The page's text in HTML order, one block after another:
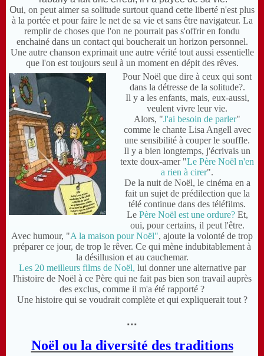
Oui, on peut aimer sa solitude surtout quand cette liberté n'est plus
à la portée et pour faire le net de sa vie et sans être navigateur. La
remplir de choses que l'on ne pourrait pas s'offrir en fondu
enchainé dans un contact qui boucherait un horizon personnel.
Une autre chanson exprimait une autre vérité tout aussi essentielle
que l'on est toujours seul à un moment en dépit des rêves.
Pour Noël que dire à ceux qui sont
dans la détresse de la solitude?.
Il y a les enfants, mais, eux-aussi,
veulent vivre leur vie.
Alors, "J'ai besoin de parler"
comme le chante Lisa Angell avec
une sensibilité à couper le souffle.
Il y a bien longtemps, j'écrivais un
texte doux-amer "Le Père Noël n'en
a rien à cirer".
De la nuit de Noël, le cinéma en a
fait un sujet de prédilection que la
télé continue dans des téléfilms.
Le Père Noël est une ordure?Et,
oui, pour certains, il peut l'être.
Avec humour, "A la maison pour Noël", ajoute la volonté de trop
préparer ce jour, de trop le rêver. Ce qui mène indubitablement à
la désillusion et au cauchemar.
Les 20 meilleurs films de Noël, lui donner une alternative par
l'histoire de Noël à ce Père qui ne fait pas bien son travail auprès
des exclus, comme il m'a été rapporté ?
Une histoire qui se voudrait complète et qui expliquerait tout ?
...
Noël ou la diversité des traditions